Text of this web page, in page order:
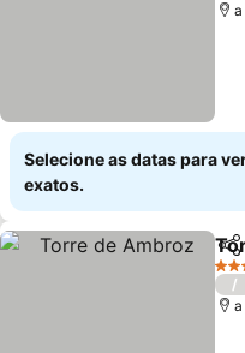
Selecione as datas para
exatos.
4
/